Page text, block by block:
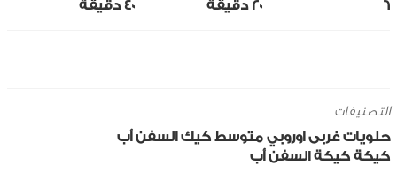
6
20 ‎دقيقة
40 ‎دقيقة
التصنيفات
حلويات غربى اوروبي متوسط كيك السفن أب
كيكة كيكة السفن أب